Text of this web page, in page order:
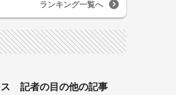
ランキング一覧へ
ス 記者の目の他の記事